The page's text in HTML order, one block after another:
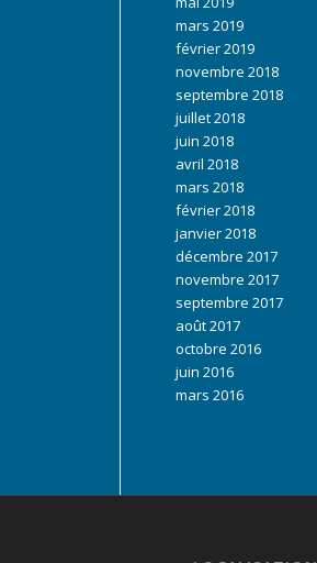
mars 2019
février 2019
novembre 2018
septembre 2018
juillet 2018
juin 2018
avril 2018
mars 2018
février 2018
janvier 2018
décembre 2017
novembre 2017
septembre 2017
août 2017
octobre 2016
juin 2016
mars 2016